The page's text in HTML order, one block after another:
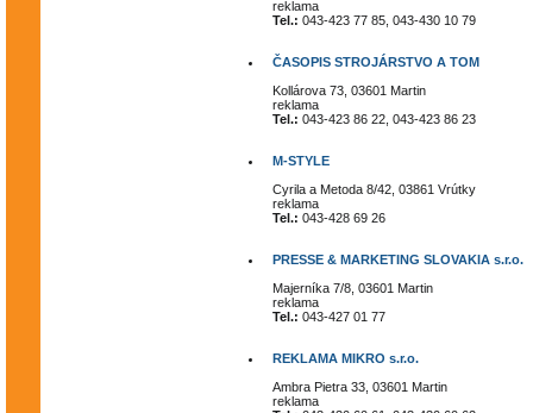
reklama
Tel.: 043-423 77 85, 043-430 10 79
ČASOPIS STROJÁRSTVO A TOM
Kollárova 73, 03601 Martin
reklama
Tel.: 043-423 86 22, 043-423 86 23
M-STYLE
Cyrila a Metoda 8/42, 03861 Vrútky
reklama
Tel.: 043-428 69 26
PRESSE & MARKETING SLOVAKIA s.r.o.
Majerníka 7/8, 03601 Martin
reklama
Tel.: 043-427 01 77
REKLAMA MIKRO s.r.o.
Ambra Pietra 33, 03601 Martin
reklama